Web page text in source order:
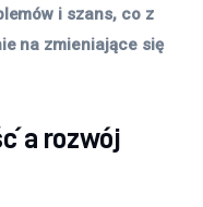
i szans, co z
na zmieniające się
a rozwój